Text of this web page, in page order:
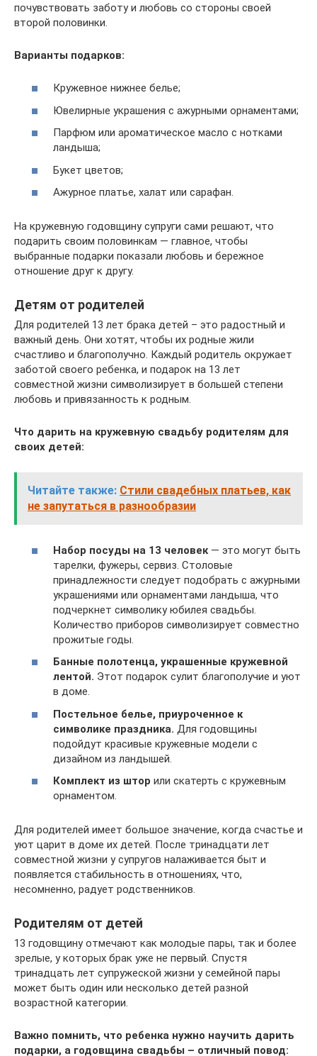
почувствовать заботу и любовь со стороны своей
второй половинки.
Варианты подарков:
Кружевное нижнее белье;
Ювелирные украшения с ажурными орнаментами;
Парфюм или ароматическое масло с нотками
ландыша;
Букет цветов;
Ажурное платье, халат или сарафан.
На кружевную годовщину супруги сами решают, что
подарить своим половинкам — главное, чтобы
выбранные подарки показали любовь и бережное
отношение друг к другу.
Детям от родителей
Для родителей 13 лет брака детей – это радостный и
важный день. Они хотят, чтобы их родные жили
счастливо и благополучно. Каждый родитель окружает
заботой своего ребенка, и подарок на 13 лет
совместной жизни символизирует в большей степени
любовь и привязанность к родным.
Что дарить на кружевную свадьбу родителям для
своих детей:
Читайте также: Стили свадебных платьев, как
не запутаться в разнообразии
Набор посуды на 13 человек — это могут быть
тарелки, фужеры, сервиз. Столовые
принадлежности следует подобрать с ажурными
украшениями или орнаментами ландыша, что
подчеркнет символику юбилея свадьбы.
Количество приборов символизирует совместно
прожитые годы.
Банные полотенца, украшенные кружевной
лентой. Этот подарок сулит благополучие и уют
в доме.
Постельное белье, приуроченное к
символике праздника. Для годовщины
подойдут красивые кружевные модели с
дизайном из ландышей.
Комплект из штор или скатерть с кружевным
орнаментом.
Для родителей имеет большое значение, когда счастье и
уют царит в доме их детей. После тринадцати лет
совместной жизни у супругов налаживается быт и
появляется стабильность в отношениях, что,
несомненно, радует родственников.
Родителям от детей
13 годовщину отмечают как молодые пары, так и более
зрелые, у которых брак уже не первый. Спустя
тринадцать лет супружеской жизни у семейной пары
может быть один или несколько детей разной
возрастной категории.
Важно помнить, что ребенка нужно научить дарить
подарки, а годовщина свадьбы – отличный повод: